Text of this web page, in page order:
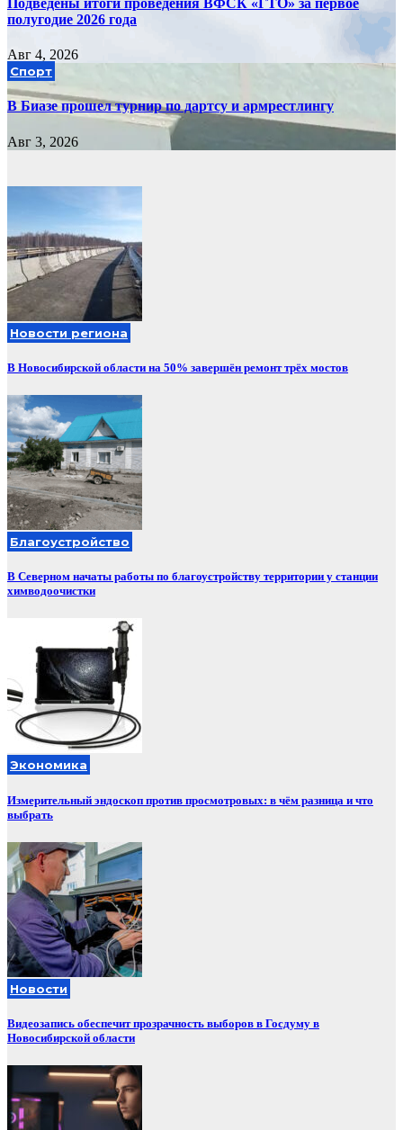
полугодие 2026 года
Авг 4, 2026
Спорт
В Биазе прошел турнир по дартсу и армрестлингу
Авг 3, 2026
Новости региона
В Новосибирской области на 50% завершён ремонт трёх мостов
Благоустройство
В Северном начаты работы по благоустройству территории у станции
химводоочистки
Экономика
Измерительный эндоскоп против просмотровых: в чём разница и что
выбрать
Новости
Видеозапись обеспечит прозрачность выборов в Госдуму в
Новосибирской области